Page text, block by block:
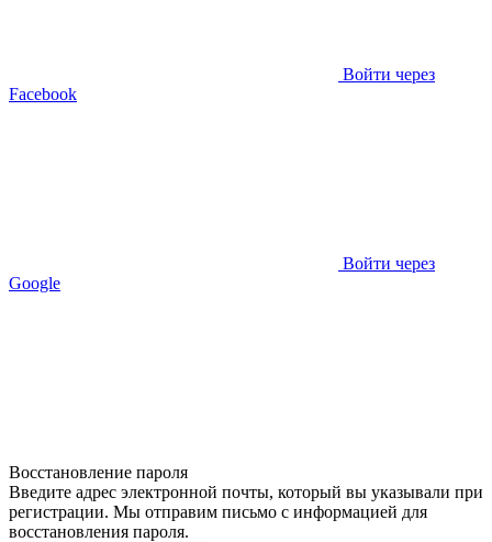
Войти через
Facebook
Войти через
Google
Восстановление пароля
Введите адрес электронной почты, который вы указывали при
регистрации. Мы отправим письмо с информацией для
восстановления пароля.